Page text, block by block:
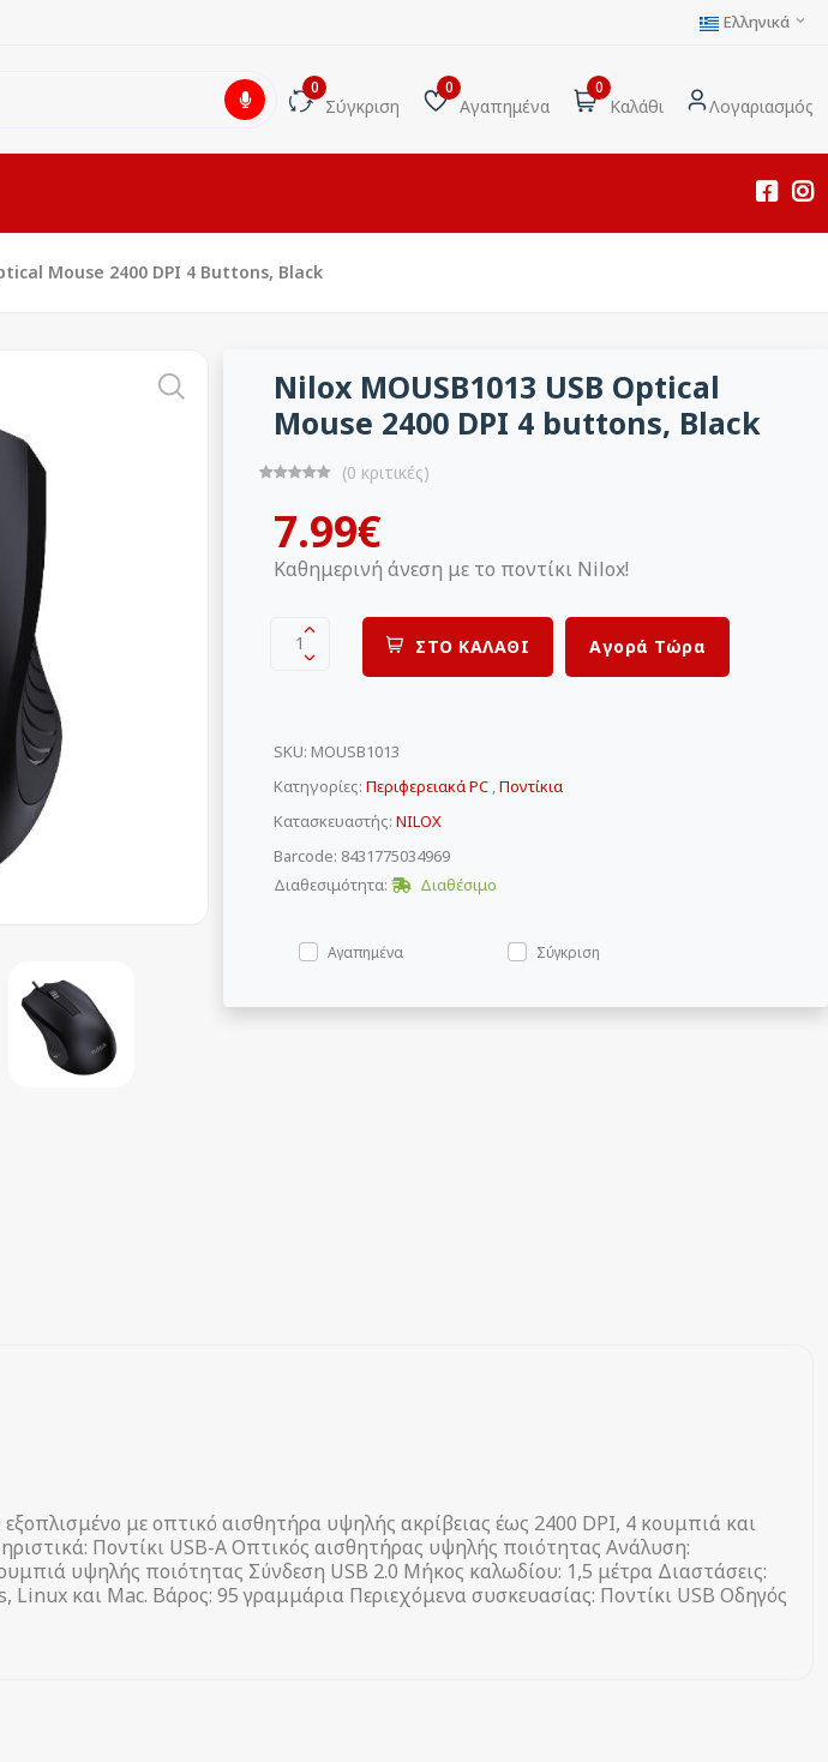
Ελληνικά
0
Σύγκριση
0
Αγαπημένα
0
Καλάθι Λογαριασμός
Mouse 2400 DPI 4 Buttons, Black
Nilox MOUSB1013 USB Optical
Mouse 2400 DPI 4 buttons, Black
(0 κριτικές)
7.99€
Καθημερινή άνεση με το ποντίκι Nilox!
1 ΣΤΟ ΚΑΛΑΘΙ Αγορά Τώρα
SKU: MOUSB1013
Κατηγορίες: Περιφερειακά PC ,Ποντίκια
Κατασκευαστής: NILOX
Barcode: 8431775034969
Διαθεσιμότητα:
Διαθέσιμο
Αγαπημένα Σύγκριση
εξοπλισμένο με οπτικό αισθητήρα υψηλής ακρίβειας έως 2400 DPI, 4 κουμπιά και
Ποντίκι USB-A Οπτικός αισθητήρας υψηλής ποιότητας Ανάλυση:
υψηλής ποιότητας Σύνδεση USB 2.0 Μήκος καλωδίου: 1,5 μέτρα Διαστάσεις:
και Mac. Βάρος: 95 γραμμάρια Περιεχόμενα συσκευασίας: Ποντίκι USB Οδηγός